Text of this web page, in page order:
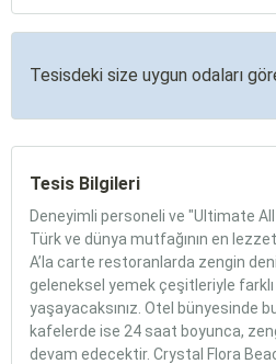
Tesisdeki size uygun odaları
Tesis Bilgileri
Deneyimli personeli ve "Ultimate
Türk ve dünya mutfağının en
A’la carte restoranlarda zengin
geleneksel yemek çeşitleriyle
yaşayacaksınız. Otel bünyesinde
kafelerde ise 24 saat boyunca,
devam edecektir. Crystal Flora